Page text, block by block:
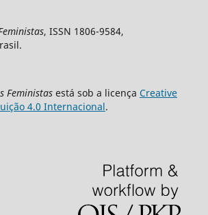
, ISSN 1806-9584,
Feministasestá sob a licença Creative
4.0 Internacional.